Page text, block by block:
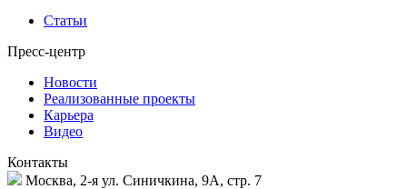
Статьи
Пресс-центр
Новости
Реализованные проекты
Карьера
Видео
Контакты
Москва, 2-я ул. Синичкина, 9А, стр. 7